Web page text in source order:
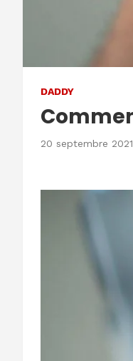
DADDY
20 septembre 2021